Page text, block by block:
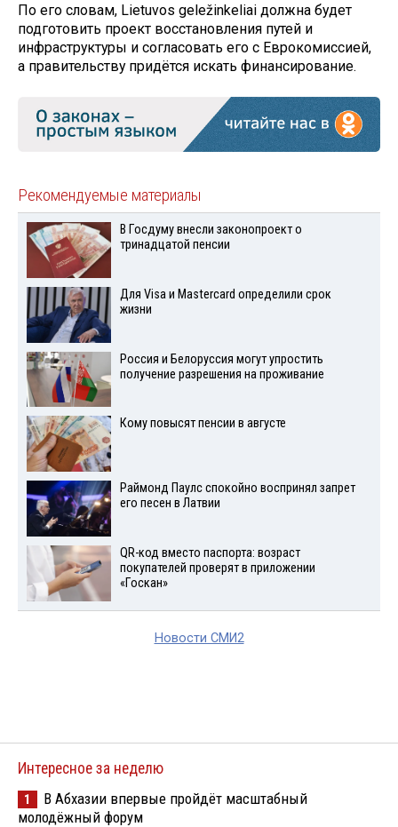
По его словам, Lietuvos geležinkeliai должна будет
подготовить проект восстановления путей и
инфраструктуры и согласовать его с Еврокомиссией,
а правительству придётся искать финансирование.
Рекомендуемые материалы
В Госдуму внесли законопроект о
тринадцатой пенсии
Для Visа и Mastercard определили срок
жизни
Россия и Белоруссия могут упростить
получение разрешения на проживание
Кому повысят пенсии в августе
Раймонд Паулс спокойно воспринял запрет
его песен в Латвии
QR-код вместо паспорта: возраст
покупателей проверят в приложении
«Госкан»
Новости СМИ2
Интересное за неделю
1
В Абхазии впервые пройдёт масштабный
молодёжный форум